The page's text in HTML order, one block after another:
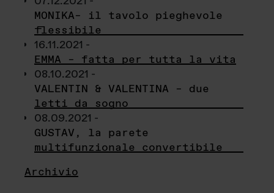
MONIKA– il tavolo pieghevole
flessibile
16.11.2021 -
EMMA – fatta per tutta la vita
08.10.2021 -
VALENTIN & VALENTINA – due
letti da sogno
08.09.2021 -
GUSTAV, la parete
multifunzionale convertibile
Archivio